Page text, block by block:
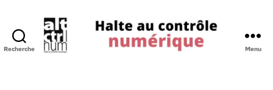
Recherche Menu